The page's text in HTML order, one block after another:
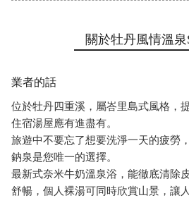
關於牡丹風情溫泉
業者的話
位於牡丹四重溪，屬峇里島式風格，
住宿湯屋應有進盡有。
旅遊中不要忘了想要洗淨一天的疲勞
鈉泉是您唯一的選擇。
最新式奈米牛奶溫泉浴，能徹底清除
舒暢，個人裸湯可同時欣賞山景，讓